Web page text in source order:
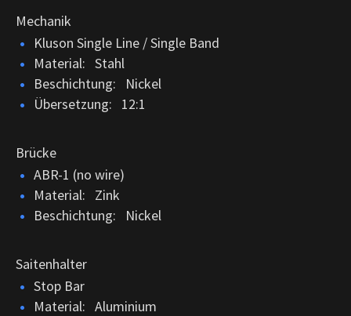
Mechanik
Kluson Single Line / Single Band
Material: Stahl
Beschichtung: Nickel
Übersetzung: 12:1
Brücke
ABR-1 (no wire)
Material: Zink
Beschichtung: Nickel
Saitenhalter
Stop Bar
Material: Aluminium